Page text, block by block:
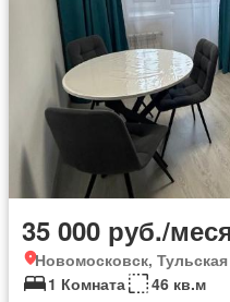
35 000 руб./
Новомосковск,
1 Комната
46 кв.м